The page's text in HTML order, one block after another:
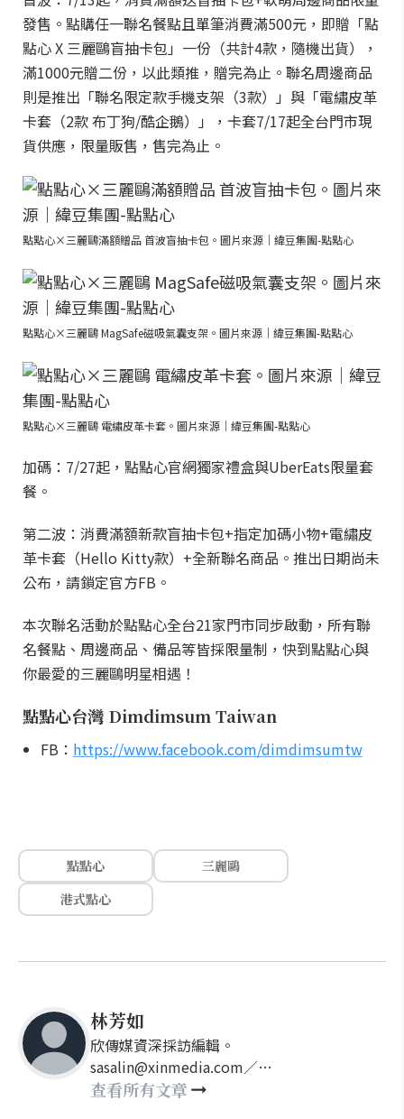
發售。點購任一聯名餐點且單筆消費滿500元，即贈「點
點心 X 三麗鷗盲抽卡包」一份（共計4款，隨機出貨），
滿1000元贈二份，以此類推，贈完為止。聯名周邊商品
則是推出「聯名限定款手機支架（3款）」與「電繡皮革
卡套（2款 布丁狗/酷企鵝）」，卡套7/17起全台門市現
貨供應，限量販售，售完為止。
點點心×三麗鷗滿額贈品 首波盲抽卡包。圖片來源｜緯豆集團-點點心
點點心×三麗鷗 MagSafe磁吸氣囊支架。圖片來源｜緯豆集團-點點心
點點心×三麗鷗 電繡皮革卡套。圖片來源｜緯豆集團-點點心
加碼：7/27起，點點心官網獨家禮盒與UberEats限量套
餐。
第二波：消費滿額新款盲抽卡包+指定加碼小物+電繡皮
革卡套（Hello Kitty款）+全新聯名商品。推出日期尚未
公布，請鎖定官方FB。
本次聯名活動於點點心全台21家門市同步啟動，所有聯
名餐點、周邊商品、備品等皆採限量制，快到點點心與
你最愛的三麗鷗明星相遇！
點點心台灣 Dimdimsum Taiwan
FB： https://www.facebook.com/dimdimsumtw
點點心
三麗鷗
港式點心
林芳如
欣傳媒資深採訪編輯。
sasalin@xinmedia.com／
happy21917@gmail.com
查看所有文章